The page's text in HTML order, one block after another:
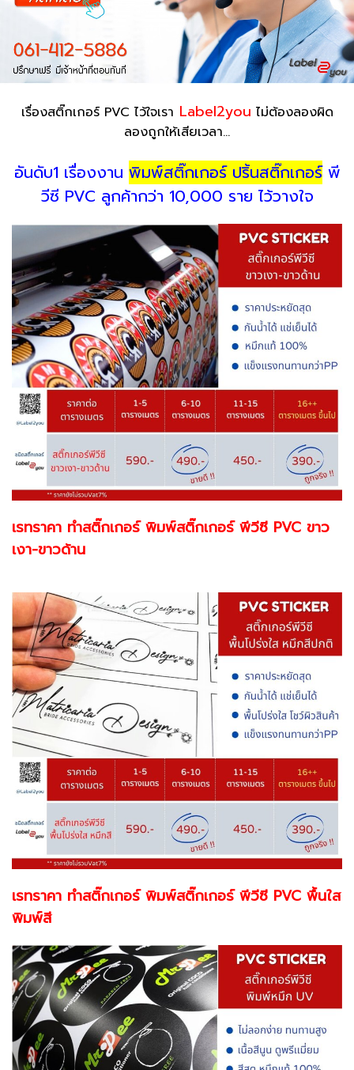
เรื่องสติ๊กเกอร์ PVC ไว้ใจเรา Label2you ไม่ต้องลองผิด
ลองถูกให้เสียเวลา...
อันดับ1 เรื่องงาน พิมพ์สติ๊กเกอร์ ปริ้นสติ๊กเกอร์พี
วีซี PVC ลูกค้ากว่า 10,000 ราย ไว้วางใจ
เรทราคา ทำสติ๊กเกอร์ พิมพ์สติ๊กเกอร์ พีวีซี PVC ขาว
เงา-ขาวด้าน
เรทราคา ทำสติ๊กเกอร์ พิมพ์สติ๊กเกอร์ พีวีซี PVC พื้นใส
พิมพ์สี